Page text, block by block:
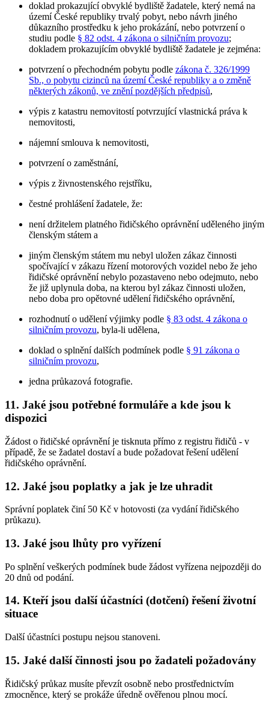
doklad prokazující obvyklé bydliště žadatele, který nemá na
území České republiky trvalý pobyt, nebo návrh jiného
důkazního prostředku k jeho prokázání, nebo potvrzení o
studiu podle § 82 odst. 4 zákona o silničním provozu;
dokladem prokazujícím obvyklé bydliště žadatele je zejména:
potvrzení o přechodném pobytu podle zákona č. 326/1999
Sb., o pobytu cizinců na území České republiky a o změně
některých zákonů, ve znění pozdějších předpisů,
výpis z katastru nemovitostí potvrzující vlastnická práva k
nemovitosti,
nájemní smlouva k nemovitosti,
potvrzení o zaměstnání,
výpis z živnostenského rejstříku,
čestné prohlášení žadatele, že:
není držitelem platného řidičského oprávnění uděleného jiným
členským státem a
jiným členským státem mu nebyl uložen zákaz činnosti
spočívající v zákazu řízení motorových vozidel nebo že jeho
řidičské oprávnění nebylo pozastaveno nebo odejmuto, nebo
že již uplynula doba, na kterou byl zákaz činnosti uložen,
nebo doba pro opětovné udělení řidičského oprávnění,
rozhodnutí o udělení výjimky podle § 83 odst. 4 zákona o
silničním provozu, byla-li udělena,
doklad o splnění dalších podmínek podle § 91 zákona o
silničním provozu,
jedna průkazová fotografie.
11. Jaké jsou potřebné formuláře a kde jsou k
dispozici
Žádost o řidičské oprávnění je tisknuta přímo z registru řidičů - v
případě, že se žadatel dostaví a bude požadovat řešení udělení
řidičského oprávnění.
12. Jaké jsou poplatky a jak je lze uhradit
Správní poplatek činí 50 Kč v hotovosti (za vydání řidičského
průkazu).
13. Jaké jsou lhůty pro vyřízení
Po splnění veškerých podmínek bude žádost vyřízena nejpozději do
20 dnů od podání.
14. Kteří jsou další účastníci (dotčení) řešení životní
situace
Další účastníci postupu nejsou stanoveni.
15. Jaké další činnosti jsou po žadateli požadovány
Řidičský průkaz musíte převzít osobně nebo prostřednictvím
zmocněnce, který se prokáže úředně ověřenou plnou mocí.